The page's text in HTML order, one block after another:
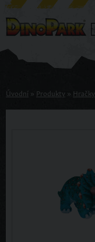
Úvodní » Produkty » Hračky